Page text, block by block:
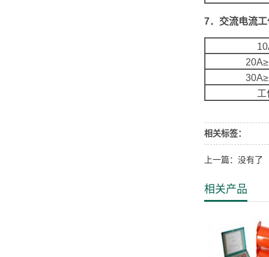
7．交流电流
工
相关标签：
上一篇：没有了
相关产品